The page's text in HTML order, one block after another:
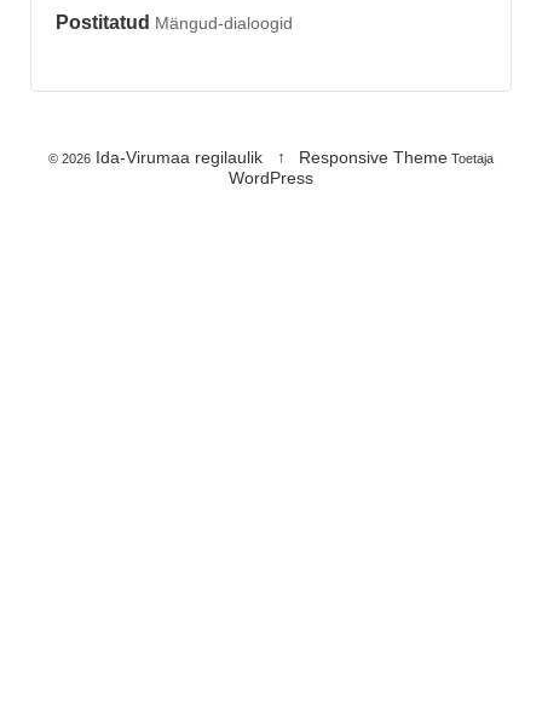
Postitatud Mängud-dialoogid
© 2026Ida-Virumaa regilaulik ↑ Responsive Theme Toetaja
WordPress